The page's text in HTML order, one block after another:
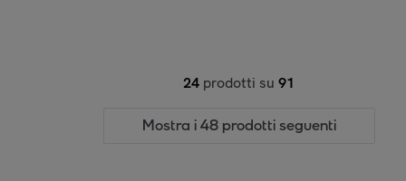
24 prodotti su 91
Mostra i 48 prodotti seguenti